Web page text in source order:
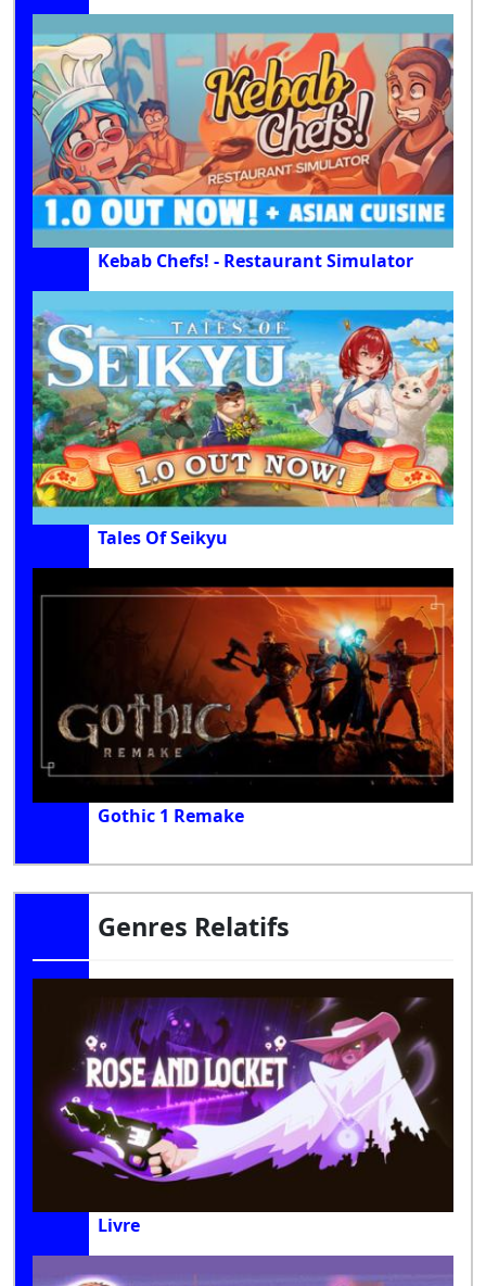
Kebab Chefs! - Restaurant Simulator
Tales Of Seikyu
Gothic 1 Remake
Genres Relatifs
Livre